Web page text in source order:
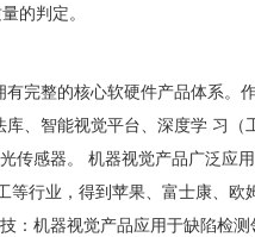
的判定。
完整的核心软硬件产品体系。
、智能视觉平台、深度学 习
传感器。 机器视觉产品广泛应
等行业，得到苹果、富士康、
：机器视觉产品应用于缺陷检